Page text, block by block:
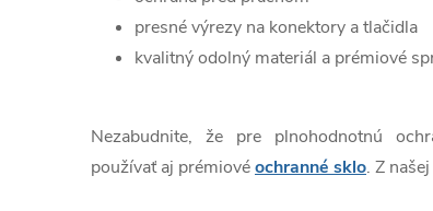
presné výrezy na konektory a tlačidla
kvalitný odolný materiál a prémiové
Nezabudnite, že pre plnohodnotnú
používať aj prémiovéochranné sklo. Z